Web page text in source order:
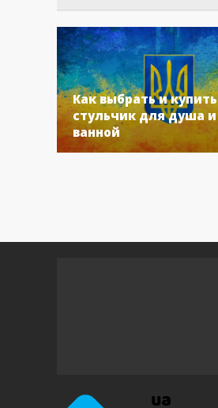
Как выбрать и купить
стульчик для душа и
ванной